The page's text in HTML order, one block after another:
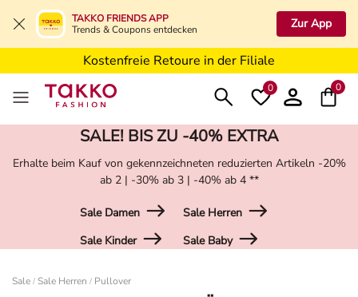
TAKKO FRIENDS APP
Trends & Coupons entdecken
Zur App
Kostenfreie Lieferung ab 19,99€ in Deine Filiale
Kostenfreie Retoure in der Filiale
5€ Gutschein nach Registrierung*
0 0
SALE! BIS ZU -40% EXTRA
Erhalte beim Kauf von gekennzeichneten reduzierten Artikeln -20%
ab 2 | -30% ab 3 | -40% ab 4 **
Sale Damen
Sale Herren
Sale Kinder
Sale Baby
Sale / Sale Herren / Pullover